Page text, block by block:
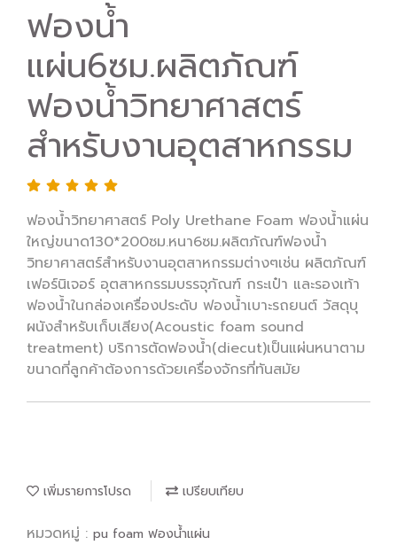
ฟองน้ำ
แผ่น6ซม.ผลิตภัณฑ์
ฟองน้ำวิทยาศาสตร์
สำหรับงานอุตสาหกรรม
ฟองน้ำวิทยาศาสตร์ Poly Urethane Foam ฟองน้ำแผ่น
ใหญ่ขนาด130*200ซม.หนา6ซม.ผลิตภัณฑ์ฟองน้ำ
วิทยาศาสตร์สำหรับงานอุตสาหกรรมต่างๆเช่น ผลิตภัณฑ์
เฟอร์นิเจอร์ อุตสาหกรรมบรรจุภัณฑ์ กระเป๋า และรองเท้า
ฟองน้ำในกล่องเครื่องประดับ ฟองน้ำเบาะรถยนต์ วัสดุบุ
ผนังสำหรับเก็บเสียง(Acoustic foam sound
treatment) บริการตัดฟองน้ำ(diecut)เป็นแผ่นหนาตาม
ขนาดที่ลูกค้าต้องการด้วยเครื่องจักรที่ทันสมัย
เพิ่มรายการโปรด เปรียบเทียบ
หมวดหมู่ : pu foam ฟองน้ำแผ่น